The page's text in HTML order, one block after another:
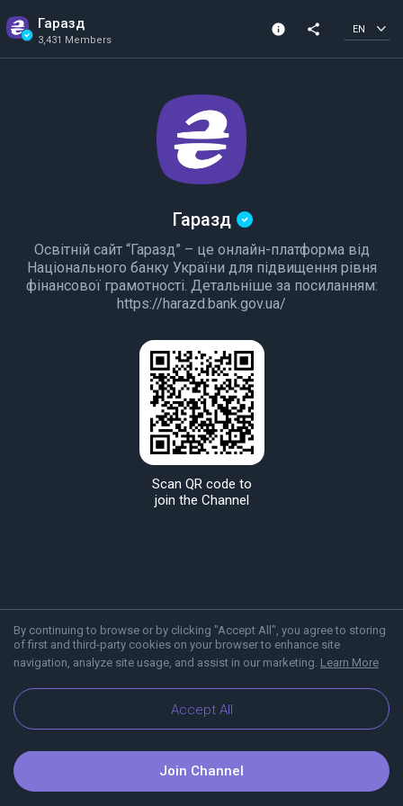
Гаразд
3,431 Members
info
3,431 Members
share EN
By continuing to browse or by clicking "Accept All", you agree to storing
of first and third-party cookies on your browser to enhance site
navigation, analyze site usage, and assist in our marketing. Learn More
Accept All
Гаразд
Освітній сайт “Гаразд” – це онлайн-платформа від
Національного банку України для підвищення рівня
фінансової грамотності. Детальніше за посиланням:
https://harazd.bank.gov.ua/
Scan QR code to
join the Channel
About Viber Blog
Join Channel